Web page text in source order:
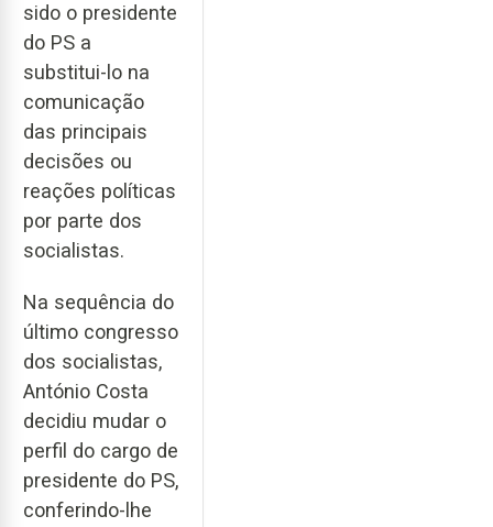
sido o presidente
do PS a
substitui-lo na
comunicação
das principais
decisões ou
reações políticas
por parte dos
socialistas.
Na sequência do
último congresso
dos socialistas,
António Costa
decidiu mudar o
perfil do cargo de
presidente do PS,
conferindo-lhe